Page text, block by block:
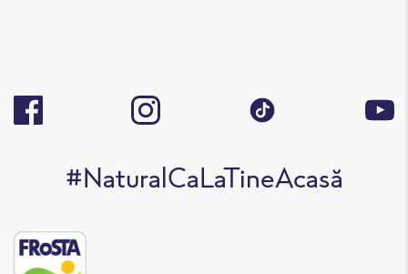
#NaturalCaLaTineAcasă